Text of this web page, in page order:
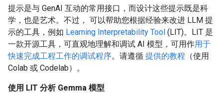
提示是与 GenAI 互动的常用接口，而设计这些提示既是科
学，也是艺术。不过， 可以帮助您根据经验来改进 LLM 提
示的工具，例如 Learning Interpretability Tool (LIT)。LIT 是
一款开源工具，可直观地理解和调试 AI 模型，可用作用于
快速完成工程工作的调试程序。请遵循 提供的教程 （使用
Colab 或 Codelab）。
使用 LIT 分析 Gemma 模型